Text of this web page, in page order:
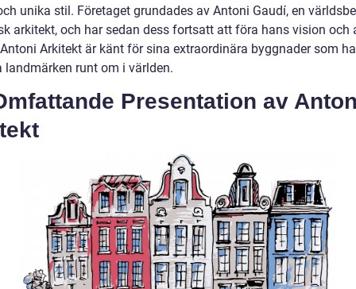
unika stil. Företaget grundades av Antoni Gaudí, en
arkitekt, och har sedan dess fortsatt att föra hans vision och
Arkitekt är känt för sina extraordinära byggnader som
landmärken runt om i världen.
Presentation av